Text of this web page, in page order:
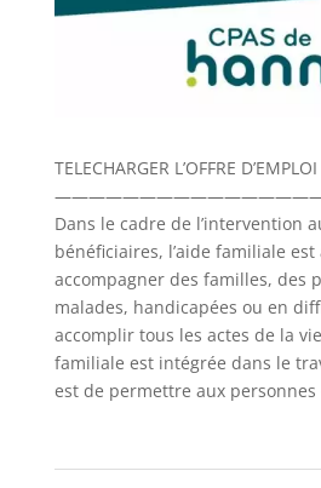
TELECHARGER L’OFFRE
Dans le cadre de l’intervention
bénéficiaires, l’aide familiale est
accompagner des familles, des
malades, handicapées ou en
accomplir tous les actes de la
familiale est intégrée dans le
est de permettre aux